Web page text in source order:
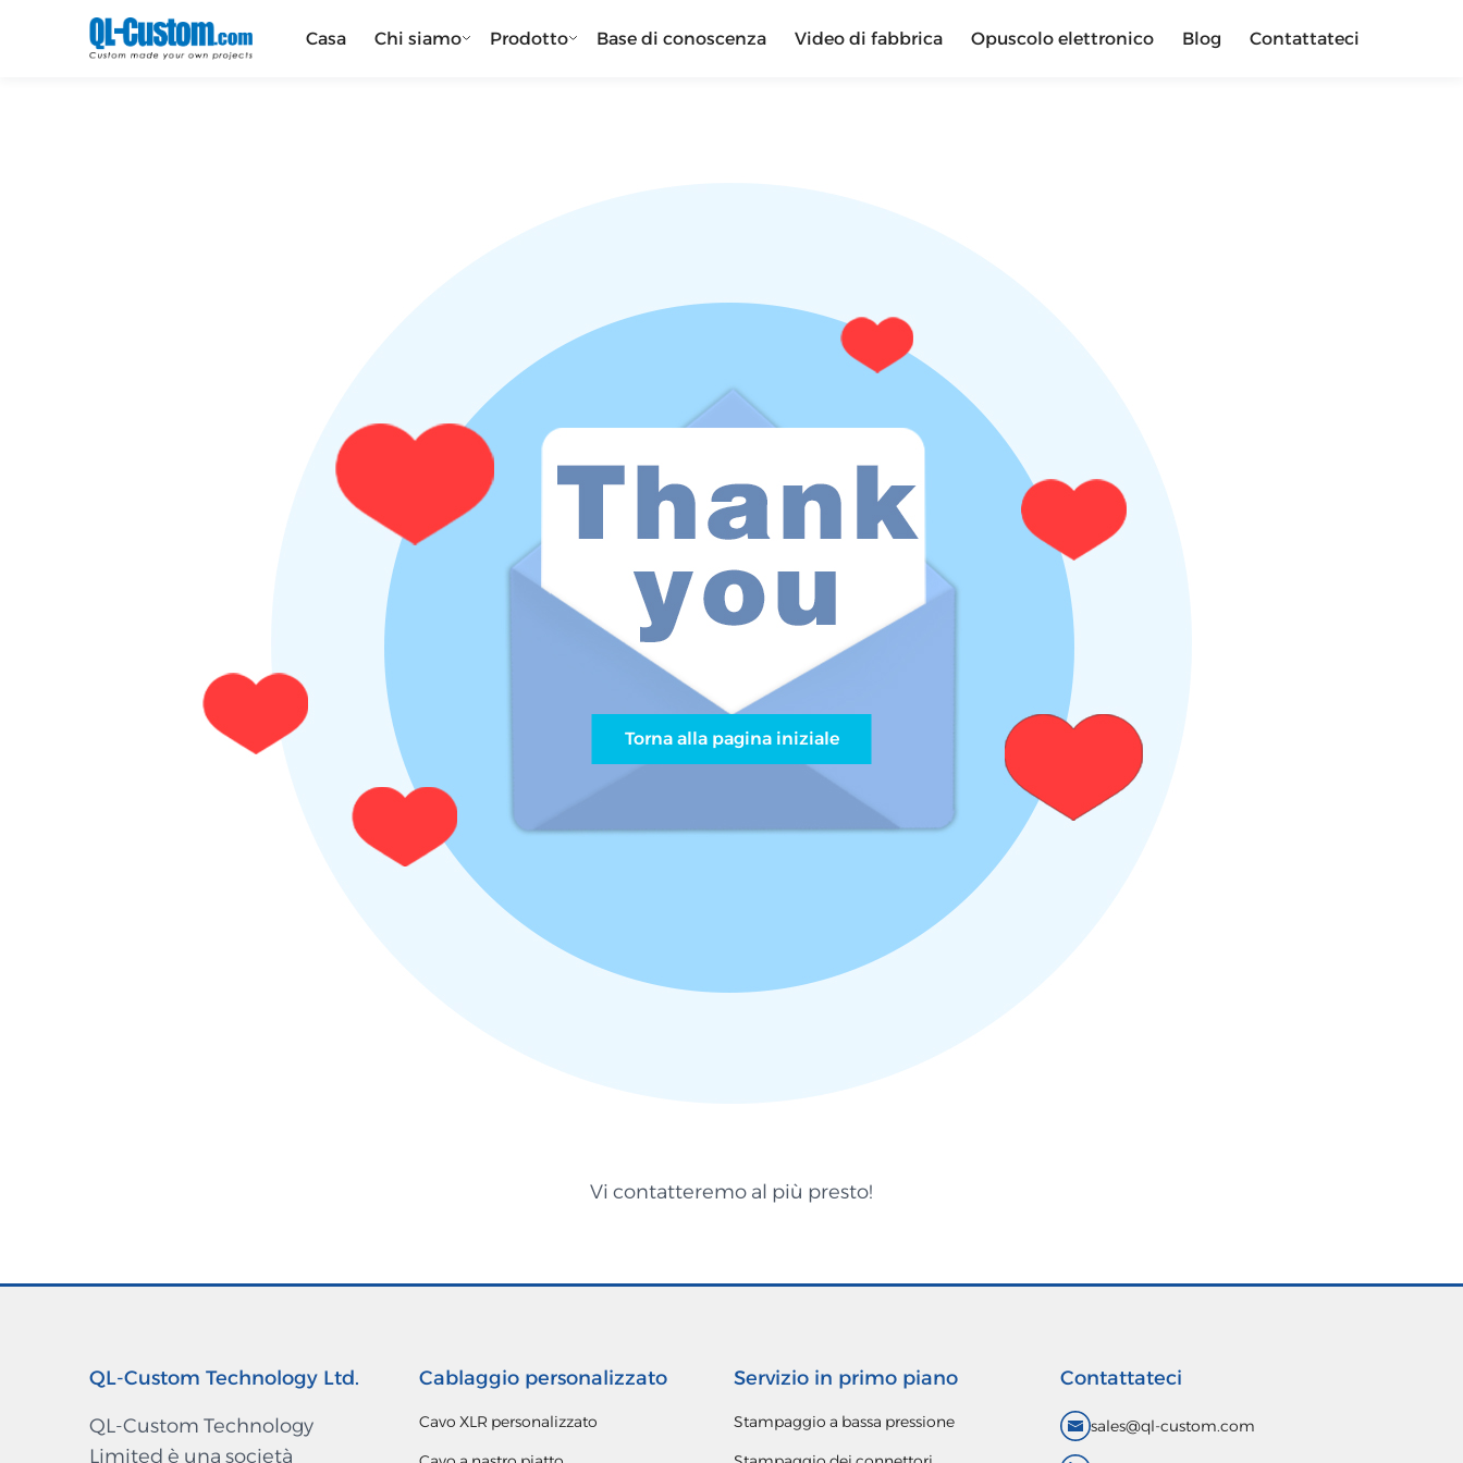
Casa Chi siamo Prodotto Base di conoscenza Video di fabbrica Opuscolo elettronico Blog Contattateci
Torna alla pagina iniziale
Vi contatteremo al più presto!
QL-Custom Technology Ltd.
QL-Custom Technology
Limited è una società
Cablaggio personalizzato
Cavo XLR personalizzato
Servizio in primo piano
Stampaggio a bassa pressione
Contattateci
sales@ql-custom.com